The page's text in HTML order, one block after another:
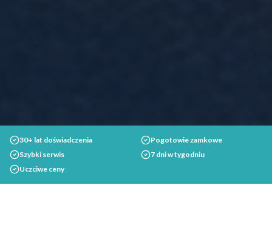
30+ lat doświadczenia
Pogotowie zamkowe
Szybki serwis
7 dni w tygodniu
Uczciwe ceny